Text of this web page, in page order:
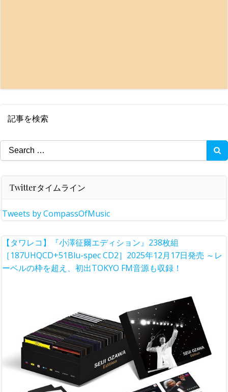
記事を検索
Search
for:
Twitterタイムライン
Tweets by CompassOfMusic
【タワレコ】『小澤征爾エディション』238枚組
［187UHQCD+51Blu-spec CD2］2025年12月17日発売 ～レ
ーベルの枠を超え、初出TOKYO FM音源も収録！